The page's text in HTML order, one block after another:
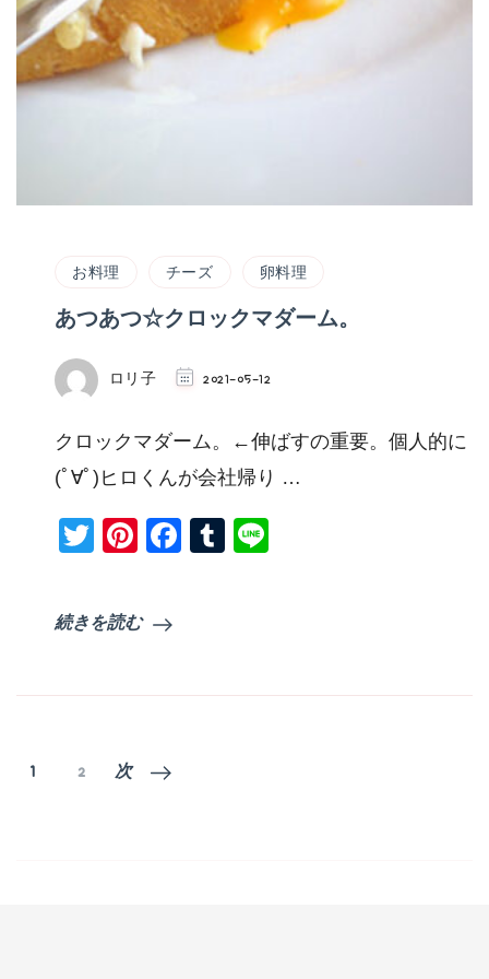
お料理 チーズ 卵料理
あつあつ☆クロックマダーム。
ロリ子 2021-05-12
クロックマダーム。←伸ばすの重要。個人的に
(ﾟ∀ﾟ)ヒロくんが会社帰り …
TwitterPinterest
Facebook
Tumblr
続きを読む
投
固
1
固
2 次